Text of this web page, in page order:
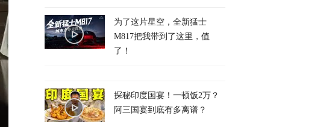
为了这片星空，全新猛士
M817把我带到了这里，值
了！
探秘印度国宴！一顿饭2万？
阿三国宴到底有多离谱？